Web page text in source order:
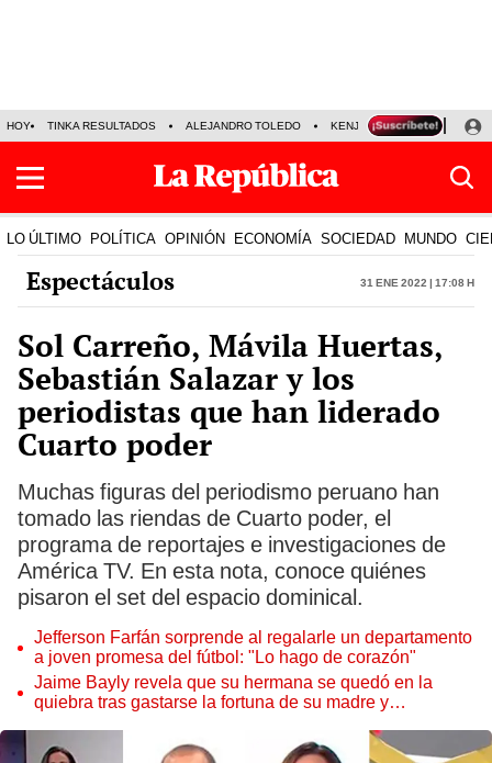
HOY TINKA RESULTADOS ALEJANDRO TOLEDO KENJI FUJIMORI
LO ÚLTIMO POLÍTICA OPINIÓN ECONOMÍA SOCIEDAD MUNDO
Espectáculos 31 Ene 2022 | 17:08 h
Sol Carreño, Mávila Huertas,
Sebastián Salazar y los
periodistas que han liderado
Cuarto poder
Muchas figuras del periodismo peruano han
tomado las riendas de Cuarto poder, el
programa de reportajes e investigaciones de
América TV. En esta nota, conoce quiénes
pisaron el set del espacio dominical.
Jefferson Farfán sorprende al regalarle un departamento
a joven promesa del fútbol: "Lo hago de corazón"
Jaime Bayly revela que su hermana se quedó en la
quiebra tras gastarse la fortuna de su madre y